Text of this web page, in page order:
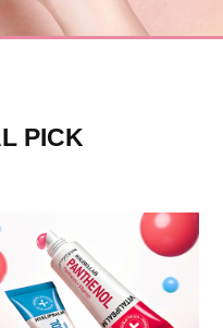
1,000원 할인쿠폰
PICK